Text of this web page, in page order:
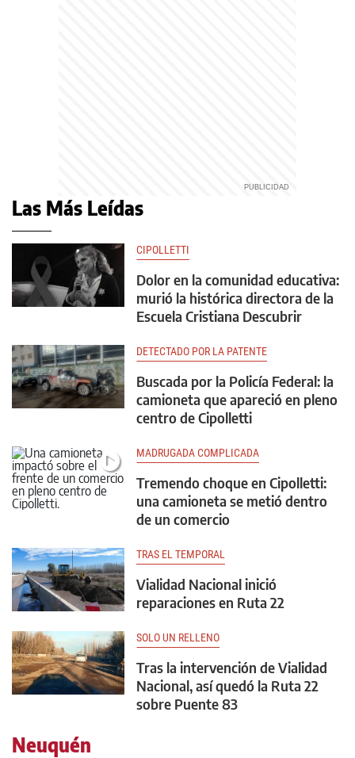
Las Más Leídas
CIPOLLETTI
Dolor en la comunidad educativa:
murió la histórica directora de la
Escuela Cristiana Descubrir
DETECTADO POR LA PATENTE
Buscada por la Policía Federal: la
camioneta que apareció en pleno
centro de Cipolletti
MADRUGADA COMPLICADA
Tremendo choque en Cipolletti:
una camioneta se metió dentro
de un comercio
TRAS EL TEMPORAL
Vialidad Nacional inició
reparaciones en Ruta 22
SOLO UN RELLENO
Tras la intervención de Vialidad
Nacional, así quedó la Ruta 22
sobre Puente 83
Neuquén